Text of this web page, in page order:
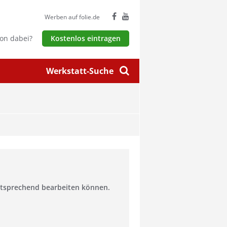
Werkstatt-Suche
Werben auf folie.de
dabei? Kostenlos eintragen
bearbeiten können.